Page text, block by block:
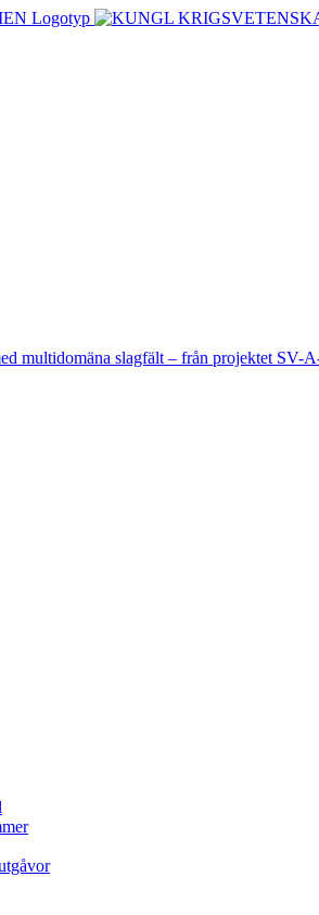
multidomäna slagfält – från projektet